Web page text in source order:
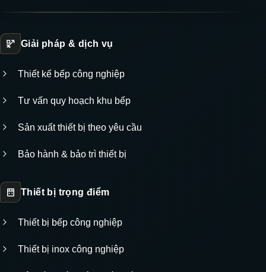
Giải pháp & dịch vụ
Thiết kế bếp công nghiệp
Tư vấn quy hoạch khu bếp
Sản xuất thiết bị theo yêu cầu
Bảo hành & bảo trì thiết bị
Thiết bị trọng điểm
Thiết bị bếp công nghiệp
Thiết bị inox công nghiệp